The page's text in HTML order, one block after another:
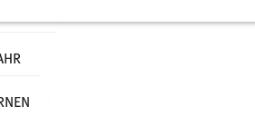
für die einwandfreie Funktion der